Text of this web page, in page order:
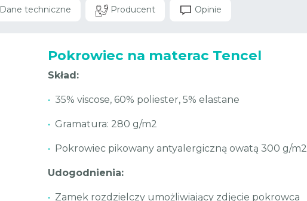
Dane techniczne Producent Opinie
Pokrowiec na materac Tencel
Skład:
• 35% viscose, 60% poliester, 5% elastane
• Gramatura: 280 g/m2
• Pokrowiec pikowany antyalergiczną owatą 300 g/m2
Udogodnienia:
• Zamek rozdzielczy umożliwiający zdjęcie pokrowca